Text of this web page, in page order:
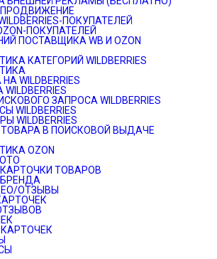
ПРОДВИЖЕНИЕ
ПОКУПАТЕЛЕЙ
ПОКУПАТЕЛЕЙ
ПОСТАВЩИКА WB И OZON
КАТЕГОРИЙ WILDBERRIES
WILDBERRIES
ЗАПРОСА WILDBERRIES
WILDBERRIES
WILDBERRIES
В ПОИСКОВОЙ ВЫДАЧЕ
OZON
ТОВАРОВ
ОТЗЫВЫ
КАРТОЧЕК